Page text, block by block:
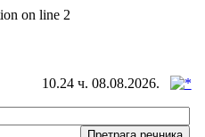
on line 2
10.24 ч. 08.08.2026.